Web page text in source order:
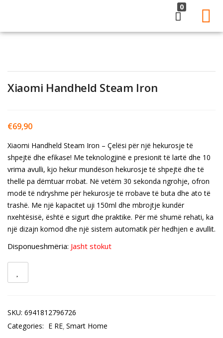
0
Remember me
Xiaomi Handheld Steam Iron
€69,90
Xiaomi Handheld Steam Iron – Çelësi për një hekurosje të
shpejtë dhe efikase! Me teknologjinë e presionit të lartë dhe 10
vrima avulli, kjo hekur mundëson hekurosje të shpejtë dhe të
thellë pa dëmtuar rrobat. Në vetëm 30 sekonda ngrohje, ofron
modë të ndryshme për hekurosje të rrobave të buta dhe ato të
trashë. Me një kapacitet uji 150ml dhe mbrojtje kundër
nxehtësisë, është e sigurt dhe praktike. Për më shumë rehati, ka
një dizajn komod dhe një sistem automatik për hedhjen e avullit.
Disponueshmëria: Jasht stokut
SKU: 6941812796726
Categories: E RE Smart Home